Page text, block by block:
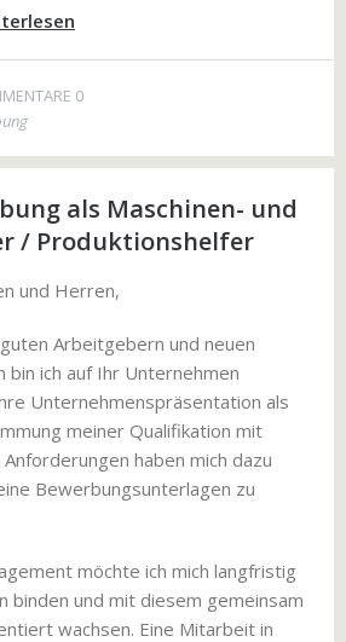
0
als Maschinen- und
/ Produktionshelfer
und Herren,
Arbeitgebern und neuen
ich auf Ihr Unternehmen
Unternehmenspräsentation als
meiner Qualifikation mit
haben mich dazu
Bewerbungsunterlagen zu
möchte ich mich langfristig
binden und mit diesem gemeinsam
wachsen. Eine Mitarbeit in